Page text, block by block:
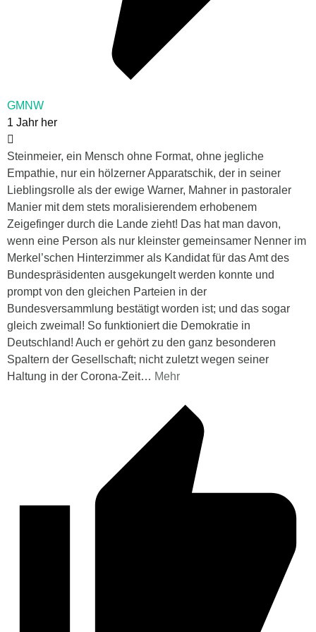
GMNW
1 Jahr her
Steinmeier, ein Mensch ohne Format, ohne jegliche
Empathie, nur ein hölzerner Apparatschik, der in seiner
Lieblingsrolle als der ewige Warner, Mahner in pastoraler
Manier mit dem stets moralisierendem erhobenem
Zeigefinger durch die Lande zieht! Das hat man davon,
wenn eine Person als nur kleinster gemeinsamer Nenner im
Merkel’schen Hinterzimmer als Kandidat für das Amt des
Bundespräsidenten ausgekungelt werden konnte und
prompt von den gleichen Parteien in der
Bundesversammlung bestätigt worden ist; und das sogar
gleich zweimal! So funktioniert die Demokratie in
Deutschland! Auch er gehört zu den ganz besonderen
Spaltern der Gesellschaft; nicht zuletzt wegen seiner
Haltung in der Corona-Zeit… Mehr